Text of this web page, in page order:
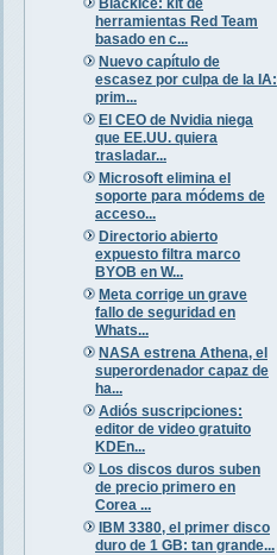
herramientas Red Team
basado en c...
Nuevo capítulo de
escasez por culpa de la IA:
prim...
El CEO de Nvidia niega
que EE.UU. quiera
trasladar...
Microsoft elimina el
soporte para módems de
acceso...
Directorio abierto
expuesto filtra marco
BYOB en W...
Meta corrige un grave
fallo de seguridad en
Whats...
NASA estrena Athena, el
superordenador capaz de
ha...
Adiós suscripciones:
editor de video gratuito
KDEn...
Los discos duros suben
de precio primero en
Corea ...
IBM 3380, el primer disco
duro de 1 GB: tan grande...